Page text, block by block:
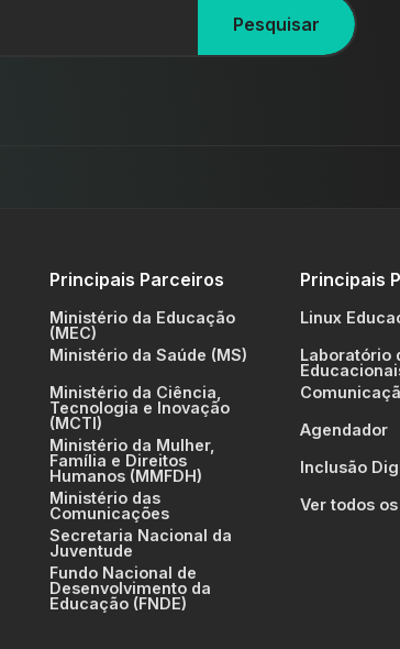
Pesquisar
Principais Parceiros
Ministério da Educação
(MEC)
Ministério da Saúde (MS)
Ministério da Ciência,
Tecnologia e Inovação
(MCTI)
Ministério da Mulher,
Família e Direitos
Humanos (MMFDH)
Ministério das
Comunicações
Secretaria Nacional da
Juventude
Fundo Nacional de
Desenvolvimento da
Educação (FNDE)
Principais
Linux
Laboratório
Agendador
Inclusão
Ver todos